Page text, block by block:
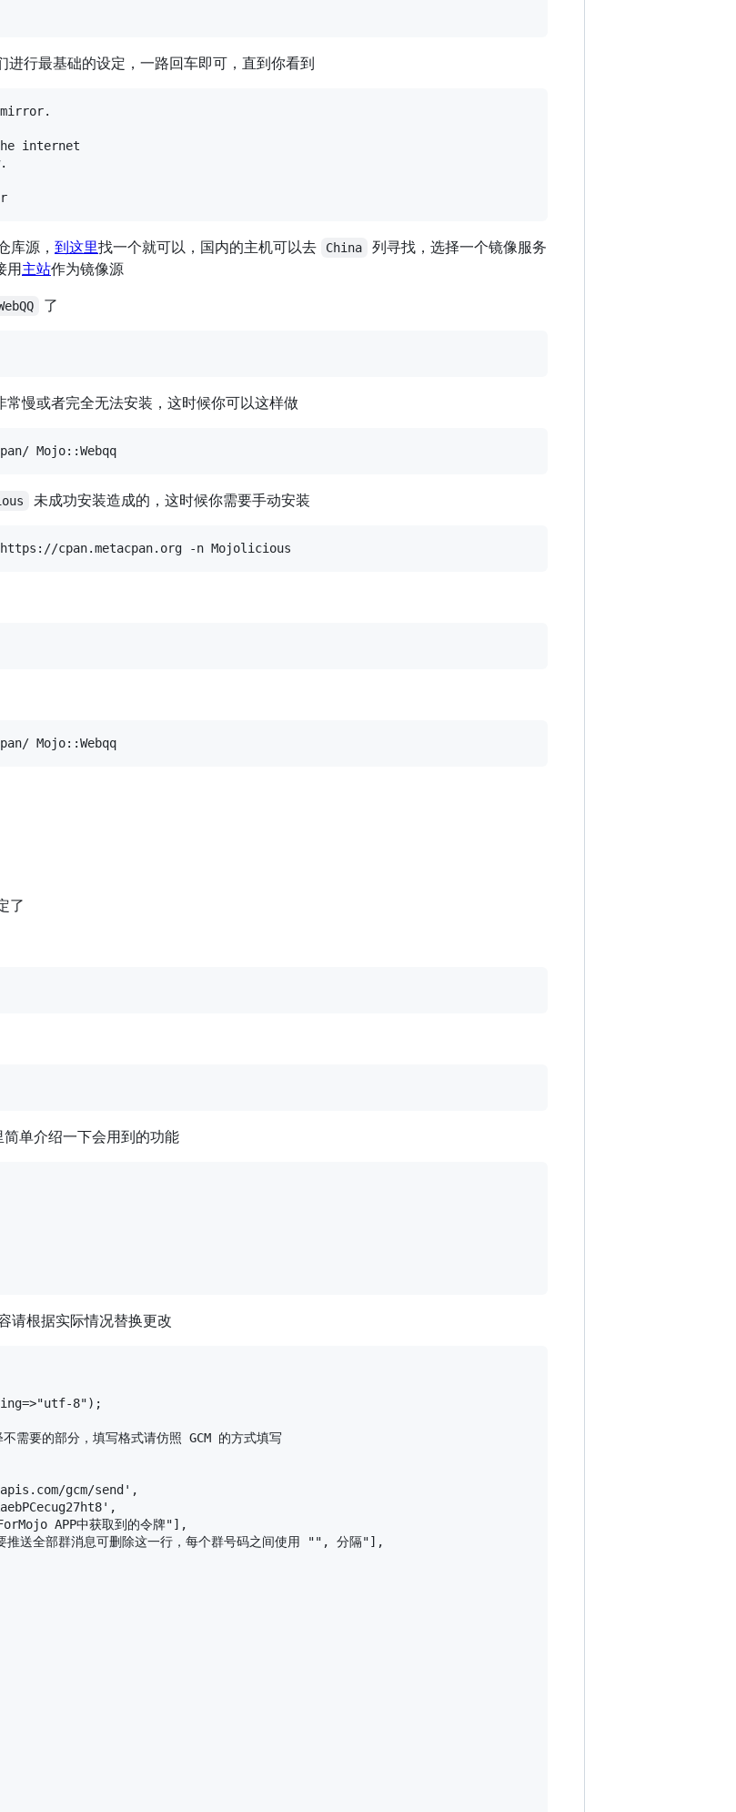
行最基础的设定，一路回车即可，直到你看到
mirror.
internet
库源， 到这里找一个就可以，国内的主机可以去 China
列寻找，选择一个镜像服务
用主站作为镜像源
了
慢或者完全无法安装，这时候你可以这样做
未成功安装造成的，这时候你需要手动安装
了
单介绍一下会用到的功能
请根据实际情况替换更改
8");
需要的部分，填写格式请仿照 GCM 的方式填写
gcm/send',
APP中获取到的令牌"],
送全部群消息可删除这一行，每个群号码之间使用 "", 分隔"],